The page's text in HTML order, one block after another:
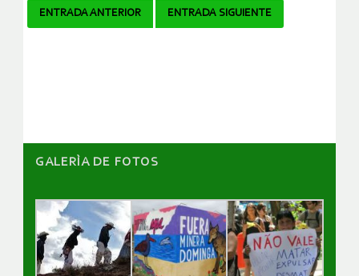
Navegador
ENTRADA ANTERIOR ENTRADA SIGUIENTE
GALERÌA DE FOTOS